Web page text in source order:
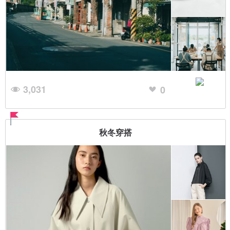
3,031 0
秋冬穿搭